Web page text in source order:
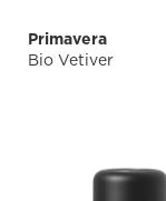
Primavera
Bio Vetiver